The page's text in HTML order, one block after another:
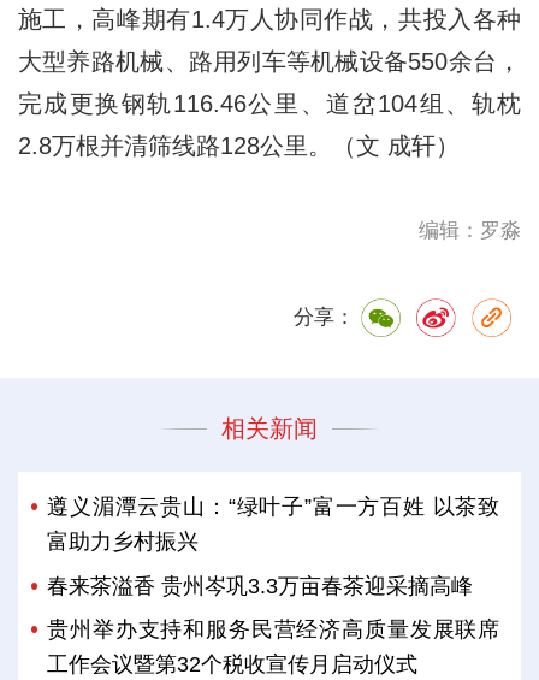
施工，高峰期有1.4万人协同作战，共投入各种
大型养路机械、路用列车等机械设备550余台，
完成更换钢轨116.46公里、道岔104组、轨枕
2.8万根并清筛线路128公里。（文 成轩）
编辑：罗淼
分享：
相关新闻
遵义湄潭云贵山：“绿叶子”富一方百姓 以茶致
富助力乡村振兴
春来茶溢香 贵州岑巩3.3万亩春茶迎采摘高峰
贵州举办支持和服务民营经济高质量发展联席
工作会议暨第32个税收宣传月启动仪式